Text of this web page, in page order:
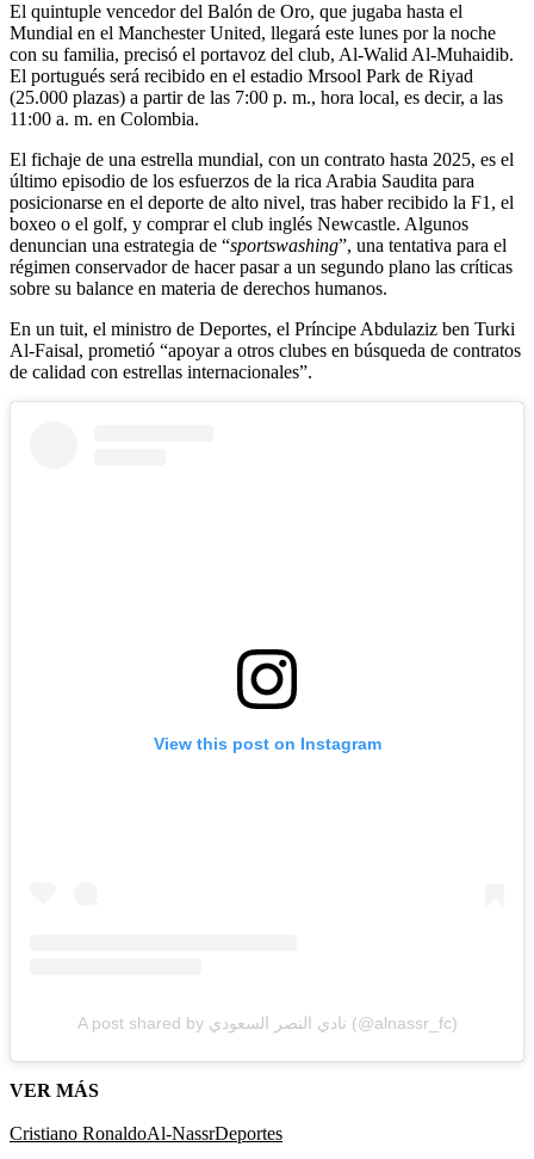
El quintuple vencedor del Balón de Oro, que jugaba hasta el
Mundial en el Manchester United, llegará este lunes por la noche
con su familia, precisó el portavoz del club, Al-Walid Al-Muhaidib.
El portugués será recibido en el estadio Mrsool Park de Riyad
(25.000 plazas) a partir de las 7:00 p. m., hora local, es decir, a las
11:00 a. m. en Colombia.
El fichaje de una estrella mundial, con un contrato hasta 2025, es el
último episodio de los esfuerzos de la rica Arabia Saudita para
posicionarse en el deporte de alto nivel, tras haber recibido la F1, el
boxeo o el golf, y comprar el club inglés Newcastle. Algunos
denuncian una estrategia de “sportswashing”, una tentativa para el
régimen conservador de hacer pasar a un segundo plano las críticas
sobre su balance en materia de derechos humanos.
En un tuit, el ministro de Deportes, el Príncipe Abdulaziz ben Turki
Al-Faisal, prometió “apoyar a otros clubes en búsqueda de contratos
de calidad con estrellas internacionales”.
View this post on Instagram
A post shared by نادي النصر السعودي (@alnassr_fc)
VER MÁS
Cristiano RonaldoAl-NassrDeportes